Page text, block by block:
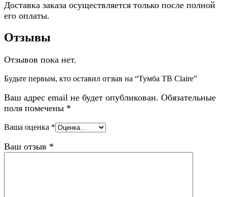
Доставка заказа осуществляется только после полной
его оплаты.
Отзывы
Отзывов пока нет.
Будьте первым, кто оставил отзыв на “Тумба ТВ Claire”
Ваш адрес email не будет опубликован. Обязательные
поля помечены *
Ваша оценка *
Ваш отзыв *